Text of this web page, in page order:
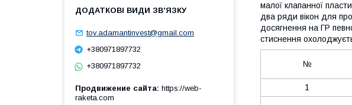
малої клапанної
два ряди вікон для
досягнення на ГР
стиснення
№
1
tov.adamantinvest@gmail.com
+380971897732
+380971897732
Продвижение сайта https://web-
raketa.com